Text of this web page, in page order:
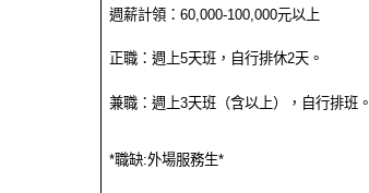
週薪計領：60,000-100,000元以上
正職：週上5天班，自行排休2天。
兼職：週上3天班（含以上），自行排班。
*職缺:外場服務生*